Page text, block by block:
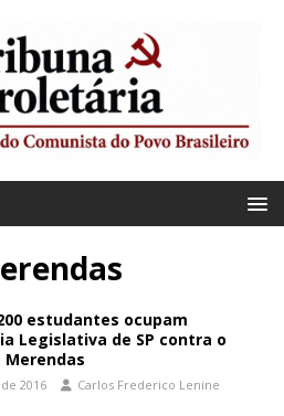
estudantes ocupam
Legislativa de SP contra o
Merendas
2016 Carlos Frederico Lenine